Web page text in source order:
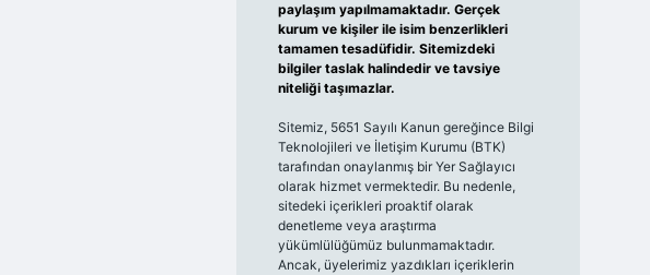
paylaşım yapılmamaktadır. Gerçek
kurum ve kişiler ile isim benzerlikleri
tamamen tesadüfidir. Sitemizdeki
bilgiler taslak halindedir ve tavsiye
niteliği taşımazlar.
Sitemiz, 5651 Sayılı Kanun gereğince Bilgi
Teknolojileri ve İletişim Kurumu (BTK)
tarafından onaylanmış bir Yer Sağlayıcı
olarak hizmet vermektedir. Bu nedenle,
sitedeki içerikleri proaktif olarak
denetleme veya araştırma
yükümlülüğümüz bulunmamaktadır.
Ancak, üyelerimiz yazdıkları içeriklerin